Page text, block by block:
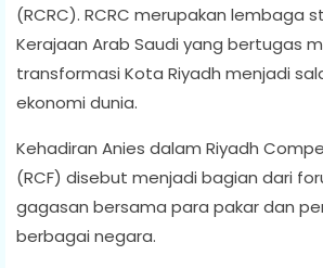
(RCRC). RCRC merupakan lembaga
Kerajaan Arab Saudi yang bertugas
transformasi Kota Riyadh menjadi
ekonomi dunia.
Kehadiran Anies dalam Riyadh
(RCF) disebut menjadi bagian dari
gagasan bersama para pakar dan
berbagai negara.